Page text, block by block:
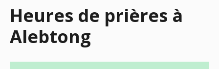
Heures de prières à
Alebtong